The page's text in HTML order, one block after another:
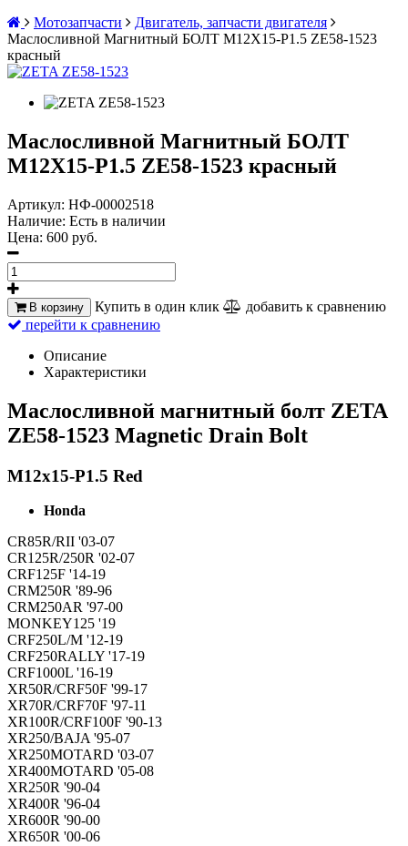
Мотозапчасти
Двигатель, запчасти двигателя
Маслосливной Магнитный БОЛТ M12X15-P1.5 ZE58-1523
красный
Маслосливной Магнитный БОЛТ
M12X15-P1.5 ZE58-1523 красный
Артикул: НФ-00002518
Наличие: Есть в наличии
Цена: 600 руб.
В корзину Купить в один клик
добавить к сравнению
перейти к сравнению
Описание
Характеристики
Маслосливной магнитный болт ZETA
ZE58-1523 Magnetic Drain Bolt
M12x15-P1.5 Red
Honda
CR85R/RII '03-07
CR125R/250R '02-07
CRF125F '14-19
CRM250R '89-96
CRM250AR '97-00
MONKEY125 '19
CRF250L/M '12-19
CRF250RALLY '17-19
CRF1000L '16-19
XR50R/CRF50F '99-17
XR70R/CRF70F '97-11
XR100R/CRF100F '90-13
XR250/BAJA '95-07
XR250MOTARD '03-07
XR400MOTARD '05-08
XR250R '90-04
XR400R '96-04
XR600R '90-00
XR650R '00-06